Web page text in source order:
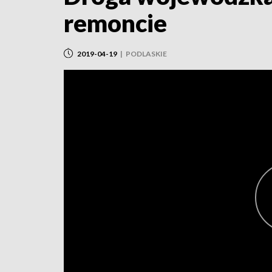
remoncie
2019-04-19 | PODLASKIE